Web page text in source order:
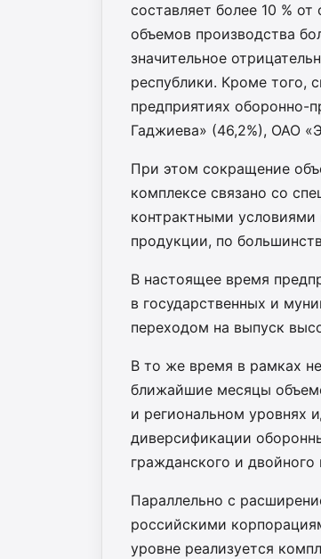
составляет более 10 %
объемов производства
значительное
республики. Кроме того,
предприятиях оборонно-
Гаджиева» (46,2%), ОАО
При этом сокращение
комплексе связано со
контрактными условиями
продукции, по
В настоящее время
в государственных и
переходом на выпуск
В то же время в рамках
ближайшие месяцы
и региональном уровнях
диверсификации
гражданского и двойного
Параллельно с
российскими
уровне реализуется